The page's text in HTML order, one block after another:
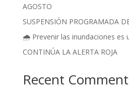
AGOSTO
SUSPENSIÓN PROGRAMADA
🌧️ Prevenir las inundaciones es
CONTINÚA LA ALERTA ROJA
Recent